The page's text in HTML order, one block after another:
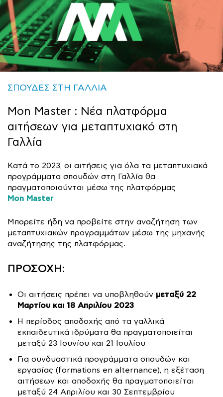
ΣΠΟΥΔΕΣ ΣΤΗ ΓΑΛΛΙΑ
Mon Master : Νέα πλατφόρμα
αιτήσεων για μεταπτυχιακό στη
Γαλλία
Κατά το 2023, οι αιτήσεις για όλα τα μεταπτυχιακά
προγράμματα σπουδών στη Γαλλία θα
πραγματοποιούνται μέσω της πλατφόρμας
Mon Master
Μπορείτε ήδη να προβείτε στην αναζήτηση των
μεταπτυχιακών προγραμμάτων μέσω της μηχανής
αναζήτησης της πλατφόρμας.
ΠΡΟΣΟΧΗ:
Οι αιτήσεις πρέπει να υποβληθούν μεταξύ 22
Μαρτίου και 18 Απριλίου 2023
Η περίοδος αποδοχής από τα γαλλικά
εκπαιδευτικά ιδρύματα θα πραγματοποιείται
μεταξύ 23 Ιουνίου και 21 Ιουλίου
Για συνδυαστικά προγράμματα σπουδών και
εργασίας (formations en alternance), η εξέταση
αιτήσεων και αποδοχής θα πραγματοποιείται
μεταξύ 24 Απριλίου και 30 Σεπτεμβρίου